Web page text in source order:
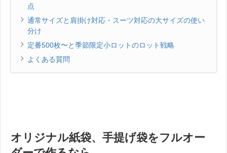
点
通常サイズと肩掛け対応・スーツ対応の大サイズの使い
分け
定番500枚〜と季節限定小ロットのロット戦略
よくある質問
オリジナル紙袋、手提げ袋をフルオー